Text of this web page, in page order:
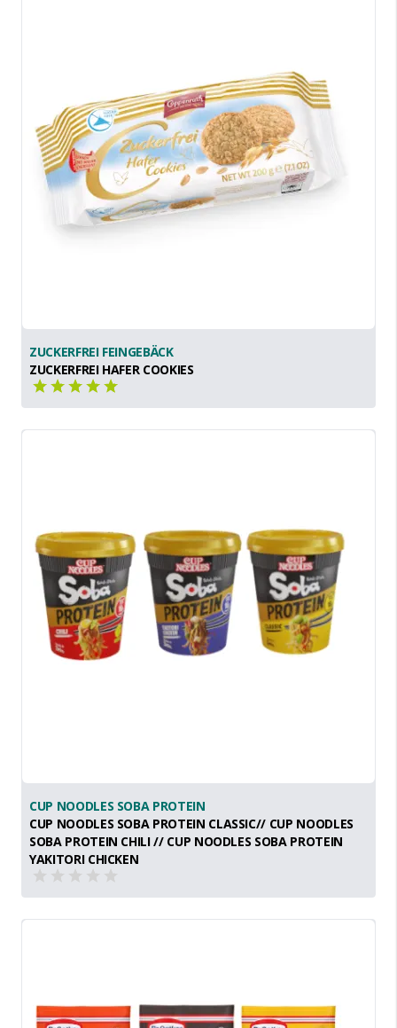
ZUCKERFREI FEINGEBÄCK
ZUCKERFREI HAFER COOKIES
CUP NOODLES SOBA PROTEIN
CUP NOODLES SOBA PROTEIN CLASSIC// CUP NOODLES
SOBA PROTEIN CHILI // CUP NOODLES SOBA PROTEIN
YAKITORI CHICKEN